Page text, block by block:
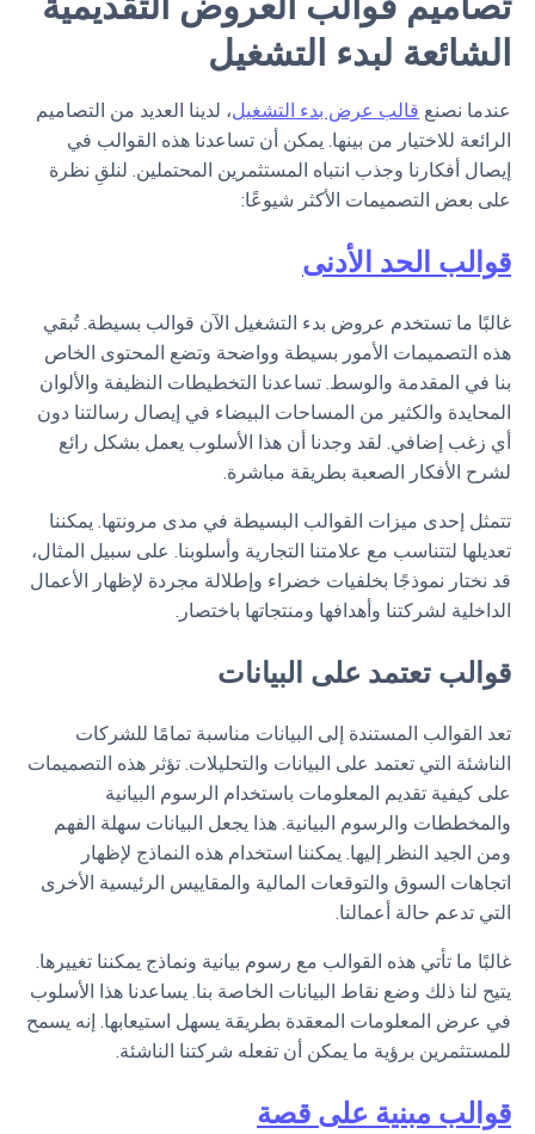
الشائعة لبدء التشغيل
عندما نصنع قالب عرض بدء التشغيل، لدينا العديد من التصاميم
الرائعة للاختيار من بينها. يمكن أن تساعدنا هذه القوالب في
إيصال أفكارنا وجذب انتباه المستثمرين المحتملين. لنلقِ نظرة
على بعض التصميمات الأكثر شيوعًا:
قوالب الحد الأدنى
غالبًا ما تستخدم عروض بدء التشغيل الآن قوالب بسيطة. تُبقي
هذه التصميمات الأمور بسيطة وواضحة وتضع المحتوى الخاص
بنا في المقدمة والوسط. تساعدنا التخطيطات النظيفة والألوان
المحايدة والكثير من المساحات البيضاء في إيصال رسالتنا دون
أي زغب إضافي. لقد وجدنا أن هذا الأسلوب يعمل بشكل رائع
لشرح الأفكار الصعبة بطريقة مباشرة.
تتمثل إحدى ميزات القوالب البسيطة في مدى مرونتها. يمكننا
تعديلها لتتناسب مع علامتنا التجارية وأسلوبنا. على سبيل المثال،
قد نختار نموذجًا بخلفيات خضراء وإطلالة مجردة لإظهار الأعمال
الداخلية لشركتنا وأهدافها ومنتجاتها باختصار.
قوالب تعتمد على البيانات
تعد القوالب المستندة إلى البيانات مناسبة تمامًا للشركات
الناشئة التي تعتمد على البيانات والتحليلات. تؤثر هذه التصميمات
على كيفية تقديم المعلومات باستخدام الرسوم البيانية
والمخططات والرسوم البيانية. هذا يجعل البيانات سهلة الفهم
ومن الجيد النظر إليها. يمكننا استخدام هذه النماذج لإظهار
اتجاهات السوق والتوقعات المالية والمقاييس الرئيسية الأخرى
التي تدعم حالة أعمالنا.
غالبًا ما تأتي هذه القوالب مع رسوم بيانية ونماذج يمكننا تغييرها.
يتيح لنا ذلك وضع نقاط البيانات الخاصة بنا. يساعدنا هذا الأسلوب
في عرض المعلومات المعقدة بطريقة يسهل استيعابها. إنه يسمح
للمستثمرين برؤية ما يمكن أن تفعله شركتنا الناشئة.
قوالب مبنية على قصة